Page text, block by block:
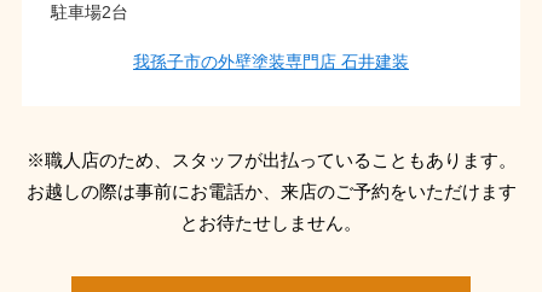
駐車場2台
我孫子市の外壁塗装専門店 石井建装
※職人店のため、スタッフが出払っていることもあります。
お越しの際は事前にお電話か、来店のご予約をいただけます
とお待たせしません。